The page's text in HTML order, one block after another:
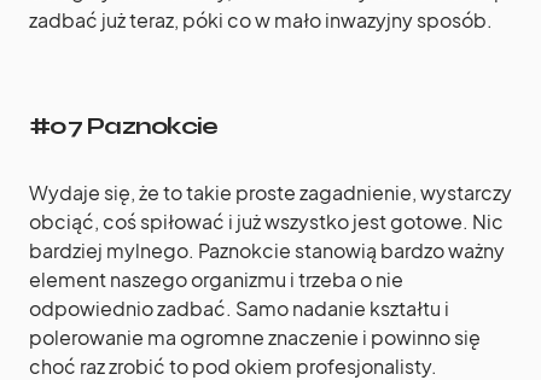
zadbać już teraz, póki co w mało inwazyjny sposób.
#07 Paznokcie
Wydaje się, że to takie proste zagadnienie, wystarczy
obciąć, coś spiłować i już wszystko jest gotowe. Nic
bardziej mylnego. Paznokcie stanowią bardzo ważny
element naszego organizmu i trzeba o nie
odpowiednio zadbać. Samo nadanie kształtu i
polerowanie ma ogromne znaczenie i powinno się
choć raz zrobić to pod okiem profesjonalisty.